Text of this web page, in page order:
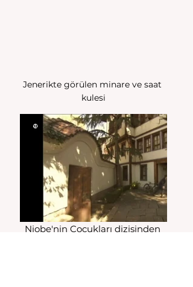
Jenerikte görülen minare ve saat
kulesi
Niobe'nin Çocukları dizisinden